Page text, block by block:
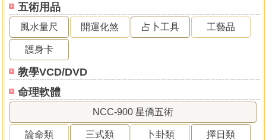
五術用品
風水量尺 開運化煞 占卜工具 工藝品
護身卡
教學VCD/DVD
命理軟體
NCC-900 星僑五術
論命類 三式類 卜卦類 擇日類